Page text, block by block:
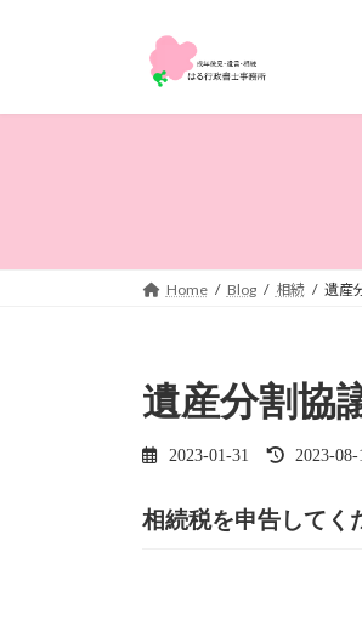
プ
動
Home Blog 相続 遺産
遺産分割協
2023-01-31
最
新
日
2023-08-
相続税を申告して